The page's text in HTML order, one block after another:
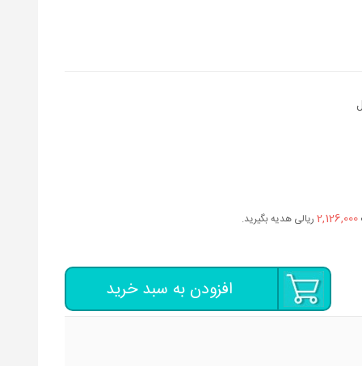
2,126,000 ریالی هدیه بگیرید.
افزودن به سبد خرید